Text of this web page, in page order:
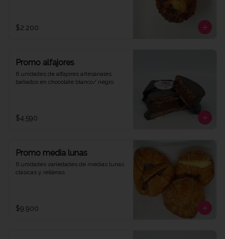
$2.200
Promo alfajores
6 unidades de alfajores artesanales
bañados en chocolate blanco/ negro
$4.590
Promo media lunas
6 unidades variedades de medias lunas
clásicas y rellenas
$9.900